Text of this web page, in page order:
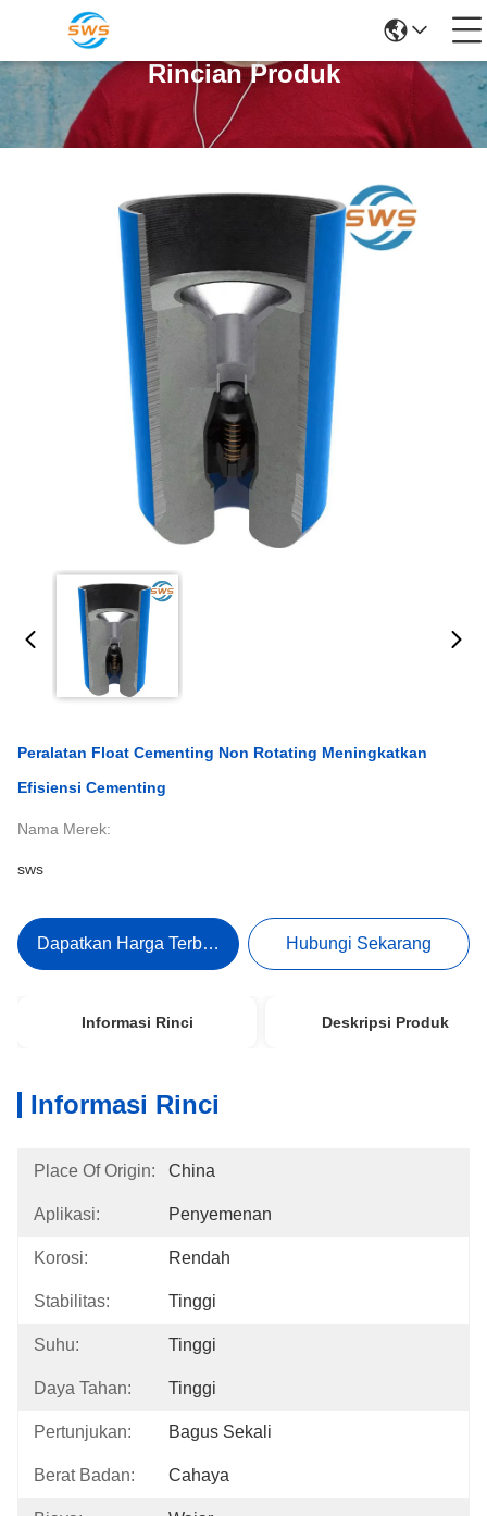
Rincian Produk
Peralatan Float Cementing Non Rotating Meningkatkan
Efisiensi Cementing
Nama Merek:
sws
Dapatkan Harga Terbaik Hubungi Sekarang
Informasi Rinci Deskripsi Produk
Informasi Rinci
Place Of Origin: China
Aplikasi: Penyemenan
Korosi: Rendah
Stabilitas: Tinggi
Suhu: Tinggi
Daya Tahan: Tinggi
Pertunjukan: Bagus Sekali
Berat Badan: Cahaya